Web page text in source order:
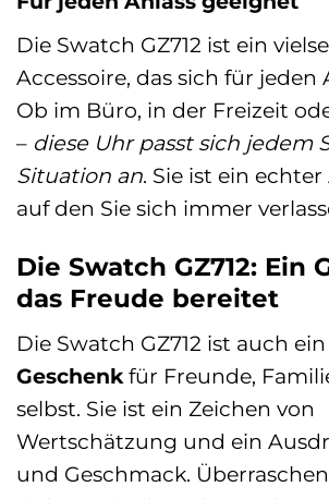
Die Swatch GZ712 ist ein
Accessoire, das sich für jeden
Ob im Büro, in der Freizeit
– diese Uhr passt sich jedem
Situation an. Sie ist ein
auf den Sie sich immer
Die Swatch GZ712: Ein
das Freude bereitet
Die Swatch GZ712 ist auch ein
Geschenkfür Freunde,
selbst. Sie ist ein Zeichen von
Wertschätzung und ein
und Geschmack.